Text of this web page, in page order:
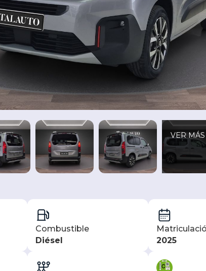
VER
Combustible
Diésel
2025